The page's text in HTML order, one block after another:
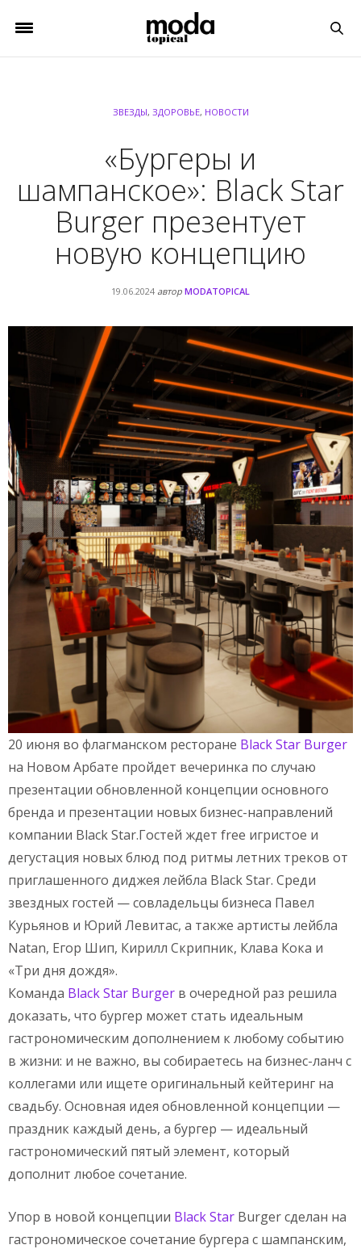
ЗВЕЗДЫ, ЗДОРОВЬЕ, НОВОСТИ
«Бургеры и
шампанское»: Black Star
Burger презентует
новую концепцию
19.06.2024 автор MODATOPICAL
20 июня во флагманском ресторане Black Star Burger
на Новом Арбате пройдет вечеринка по случаю
презентации обновленной концепции основного
бренда и презентации новых бизнес-направлений
компании Black Star.Гостей ждет free игристое и
дегустация новых блюд под ритмы летних треков от
приглашенного диджея лейбла Black Star. Среди
звездных гостей — совладельцы бизнеса Павел
Курьянов и Юрий Левитас, а также артисты лейбла
Natan, Егор Шип, Кирилл Скрипник, Клава Кока и
«Три дня дождя».
Команда Black Star Burger в очередной раз решила
доказать, что бургер может стать идеальным
гастрономическим дополнением к любому событию
в жизни: и не важно, вы собираетесь на бизнес-ланч с
коллегами или ищете оригинальный кейтеринг на
свадьбу. Основная идея обновленной концепции —
праздник каждый день, а бургер — идеальный
гастрономический пятый элемент, который
дополнит любое сочетание.
Упор в новой концепции Black Star Burger сделан на
гастрономическое сочетание бургера с шампанским,